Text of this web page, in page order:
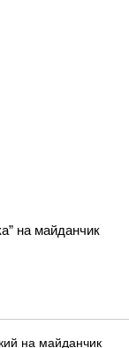
на майданчик